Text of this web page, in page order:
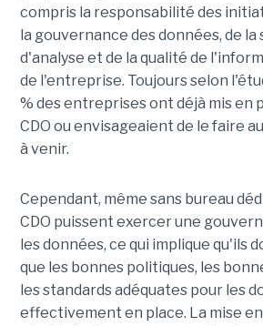
compris la responsabilité des
la gouvernance des données, de
d'analyse et de la qualité de
de l'entreprise. Toujours selon
% des entreprises ont déjà mis en
CDO ou envisageaient de le faire
à venir.
Cependant, même sans bureau
CDO puissent exercer une
les données, ce qui implique qu'ils
que les bonnes politiques, les
les standards adéquates pour les
effectivement en place. La mise